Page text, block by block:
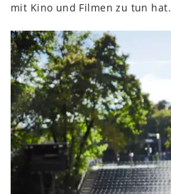
mit Kino und Filmen zu tun hat.